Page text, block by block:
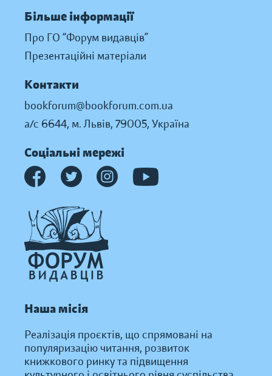
Більше інформації
Про ГО “Форум видавців”
Презентаційні матеріали
Контакти
bookforum@bookforum.com.ua
а/с 6644, м. Львів, 79005, Україна
Соціальні мережі
Наша місія
Реалізація проєктів, що спрямовані на
популяризацію читання, розвиток
книжкового ринку та підвищення